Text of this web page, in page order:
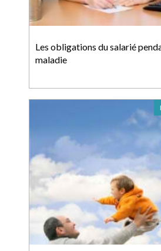
Les obligations du salarié
maladie